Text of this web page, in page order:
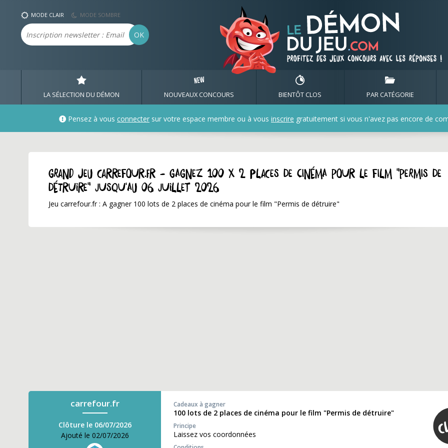
MODE CLAIR MODE SOMBRE
Email OK
LA SÉLECTION DU DÉMON NOUVEAUX CONCOURS BIENTÔT CLOS PAR CATÉGORIE
Pensez à vous connecter sur votre espace membre ou à vous inscrire gratuitement si vous n'avez pas encore de
GRAND JEU carrefour.fr - Gagnez 100 x 2 places de cinéma pour le film "Permis de
détruire" jusqu'au 06 juillet 2026
Jeu carrefour.fr : A gagner 100 lots de 2 places de cinéma pour le film "Permis de détruire"
carrefour.fr
Clôture le 06/07/2026
Ajouté le 02/07/2026
Cadeaux à gagner
100 lots de 2 places de cinéma pour le film "Permis de détruire"
Principe
Laissez vos coordonnées